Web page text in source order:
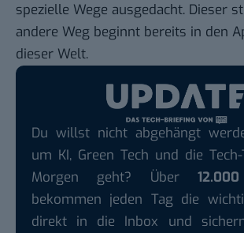
spezielle Wege ausgedacht. Dieser
andere Weg beginnt bereits in den
dieser Welt.
Du willst nicht abgehängt
um KI, Green Tech und die
Morgen geht? Über
bekommen jeden Tag die
direkt in die Inbox und